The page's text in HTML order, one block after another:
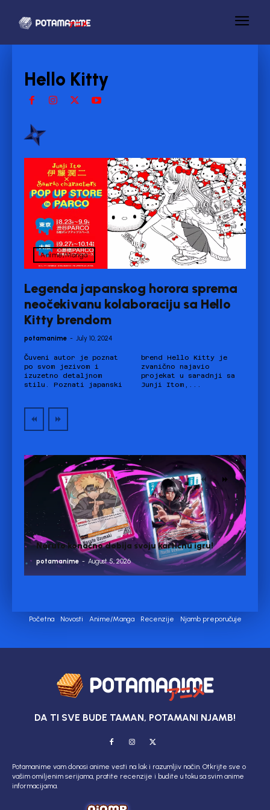
Hello Kitty
Anime/Manga
Legenda japanskog horora sprema
neočekivanu kolaboraciju sa Hello
Kitty brendom
potamanime - July 10, 2024
Čuveni autor je poznat
po svom jezivom i
izuzetno detaljnom
stilu. Poznati japanski
brend Hello Kitty je
zvanično najavio
projekat u saradnji sa
Junji Itom,...
Naruto konačno dobija svoju kartičnu igru!
potamanime - August 5, 2026
Početna Novosti Anime/Manga Recenzije Njamb preporučuje
DA TI SVE BUDE TAMAN, POTAMANI NJAMB!
Potamanime vam donosi anime vesti na lak i razumljiv način. Otkrijte sve o
vašim omiljenim serijama, pratite recenzije i budite u toku sa svim anime
informacijama.